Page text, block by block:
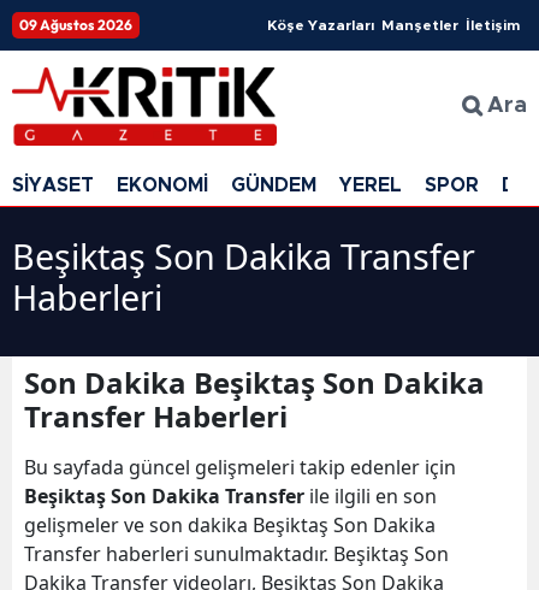
09 Ağustos 2026 Köşe Yazarları Manşetler İletişim
Ara
SİYASET EKONOMİ GÜNDEM YEREL SPOR
Beşiktaş Son Dakika Transfer
Haberleri
Son Dakika Beşiktaş Son Dakika
Transfer Haberleri
Bu sayfada güncel gelişmeleri takip edenler için
Beşiktaş Son Dakika Transfer ile ilgili en son
gelişmeler ve son dakika Beşiktaş Son Dakika
Transfer haberleri sunulmaktadır. Beşiktaş Son
Dakika Transfer videoları, Beşiktaş Son Dakika